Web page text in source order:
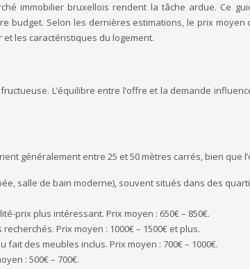
immobilier bruxellois rendent la tâche ardue. Ce
Selon les dernières estimations, le prix moyen
les caractéristiques du logement.
L’équilibre entre l’offre et la demande
généralement entre 25 et 50 mètres carrés, bien que
salle de bain moderne), souvent situés dans des
prix plus intéressant. Prix moyen : 650€ – 850€.
Prix moyen : 1000€ – 1500€ et plus.
des meubles inclus. Prix moyen : 700€ – 1000€.
: 500€ – 700€.